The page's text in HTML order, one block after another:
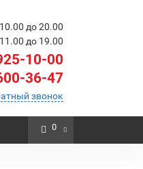
до 20.00
до 19.00
10-00
36-47
звонок
0